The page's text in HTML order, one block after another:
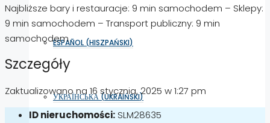
ESPAÑOL (HISZPAŃSKI)
УКРАЇНСЬКА(UKRAIŃSKI)
Najbliższe bary i restauracje: 9 min samochodem – Sklepy:
9 min samochodem – Transport publiczny: 9 min
samochodem
Szczegóły
Zaktualizowano na 16 stycznia, 2025 w 1:27 pm
ID nieruchomości: SLM28635